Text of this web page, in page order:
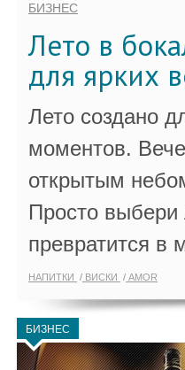
БИЗНЕС
Лето в
для ярких
Лето создано
моментов.
открытым
Просто
превратится в
НАПИТКИ ВИСКИ AMOR
БИЗНЕС